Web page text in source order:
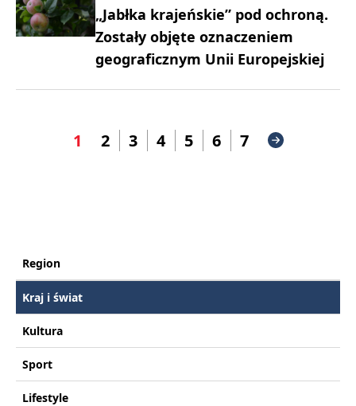
„Jabłka krajeńskie” pod ochroną.
Zostały objęte oznaczeniem
geograficznym Unii Europejskiej
1 2 3 4 5 6 7
Region
Kraj i świat
Kultura
Sport
Lifestyle